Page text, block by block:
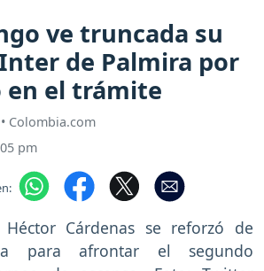
ve truncada su
de Palmira por
en el trámite
• Colombia.com
pm